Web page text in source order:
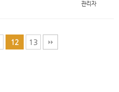
관리자
12 13